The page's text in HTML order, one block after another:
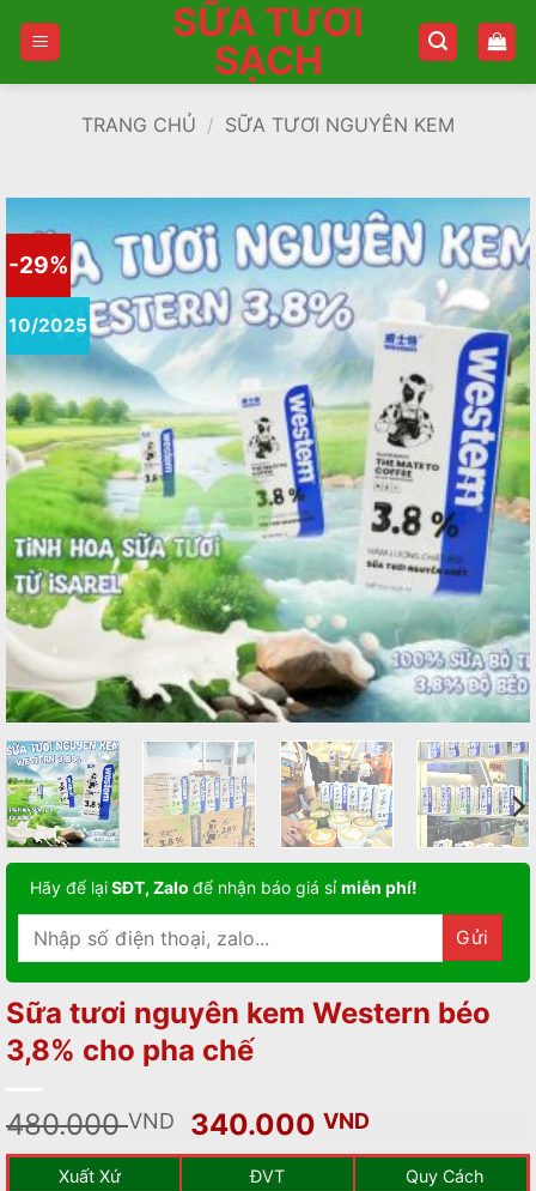
SỮA TƯƠI
SẠCH
TRANG CHỦ / SỮA TƯƠI NGUYÊN KEM
-29%
10/2025
Hãy để lạiSĐT, Zalo để nhận báo giá sỉmiễn phí!
Sữa tươi nguyên kem Western béo
3,8% cho pha chế
480.000VND
Giá
gốc
340.000VNDGiá
hiện
Xuất Xứ ĐVT
Quy Cách